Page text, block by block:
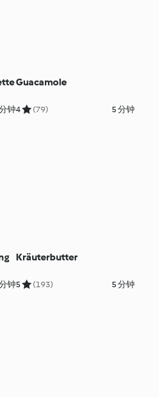
钟
Guacamole
4 (79) 5 分钟
钟
Kräuterbutter
5 (193) 5 分钟